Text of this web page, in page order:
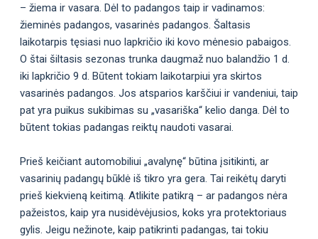
– žiema ir vasara. Dėl to padangos taip ir vadinamos:
žieminės padangos, vasarinės padangos. Šaltasis
laikotarpis tęsiasi nuo lapkričio iki kovo mėnesio pabaigos.
O štai šiltasis sezonas trunka daugmaž nuo balandžio 1 d.
iki lapkričio 9 d. Būtent tokiam laikotarpiui yra skirtos
vasarinės padangos. Jos atsparios karščiui ir vandeniui, taip
pat yra puikus sukibimas su „vasariška“ kelio danga. Dėl to
būtent tokias padangas reiktų naudoti vasarai.
Prieš keičiant automobiliui „avalynę“ būtina įsitikinti, ar
vasarinių padangų būklė iš tikro yra gera. Tai reikėtų daryti
prieš kiekvieną keitimą. Atlikite patikrą – ar padangos nėra
pažeistos, kaip yra nusidėvėjusios, koks yra protektoriaus
gylis. Jeigu nežinote, kaip patikrinti padangas, tai tokiu